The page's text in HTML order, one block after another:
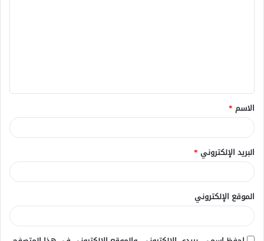
ق
*
الاسم *
البريد الإلكتروني *
الموقع الإلكتروني